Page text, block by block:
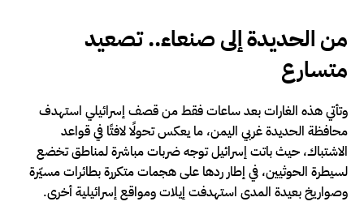
من الحديدة إلى صنعاء.. تصعيد
متسارع
وتأتي هذه الغارات بعد ساعات فقط من قصف إسرائيلي استهدف
محافظة الحديدة غربي اليمن، ما يعكس تحولًا لافتًا في قواعد
الاشتباك، حيث باتت إسرائيل توجه ضربات مباشرة لمناطق تخضع
لسيطرة الحوثيين، في إطار ردها على هجمات متكررة بطائرات مسيّرة
وصواريخ بعيدة المدى استهدفت إيلات ومواقع إسرائيلية أخرى.